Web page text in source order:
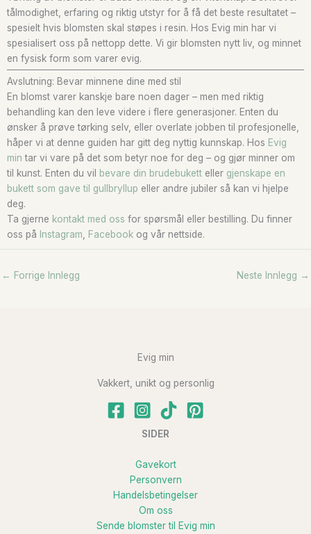
tålmodighet, erfaring og riktig utstyr for å få det beste resultatet –
spesielt hvis blomsten skal støpes i resin. Hos Evig min har vi
spesialisert oss på nettopp dette. Vi gir blomsten nytt liv, og minnet
en fysisk form som varer evig.
Avslutning: Bevar minnene dine med stil
En blomst varer kanskje bare noen dager – men med riktig
behandling kan den leve videre i flere generasjoner. Enten du
ønsker å prøve tørking selv, eller overlate jobben til profesjonelle,
håper vi at denne guiden har gitt deg nyttig kunnskap. Hos Evig
min tar vi vare på det som betyr noe for deg – og gjør minner om
til kunst. Enten du vil
bevare din brudebukett eller gjenskape en
bukett som gave til gullbryllup eller andre jubiler så kan vi hjelpe
deg.
Ta gjerne kontakt med oss for spørsmål eller bestilling. Du finner
oss på Instagram Facebook og vår nettside.
← Forrige Innlegg Neste Innlegg →
Evig min
Vakkert, unikt og personlig
SIDER
Gavekort
Personvern
Handelsbetingelser
Om oss
Sende blomster til Evig min